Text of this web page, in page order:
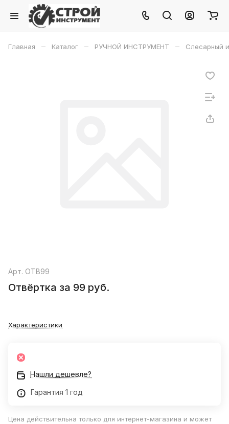
Главная – Каталог – РУЧНОЙ ИНСТРУМЕНТ – Слесарный
Арт. ОТВ99
Отвёртка за 99 руб.
Характеристики
Нашли дешевле?
Гарантия 1 год
Цена действительна только для интернет-магазина и может